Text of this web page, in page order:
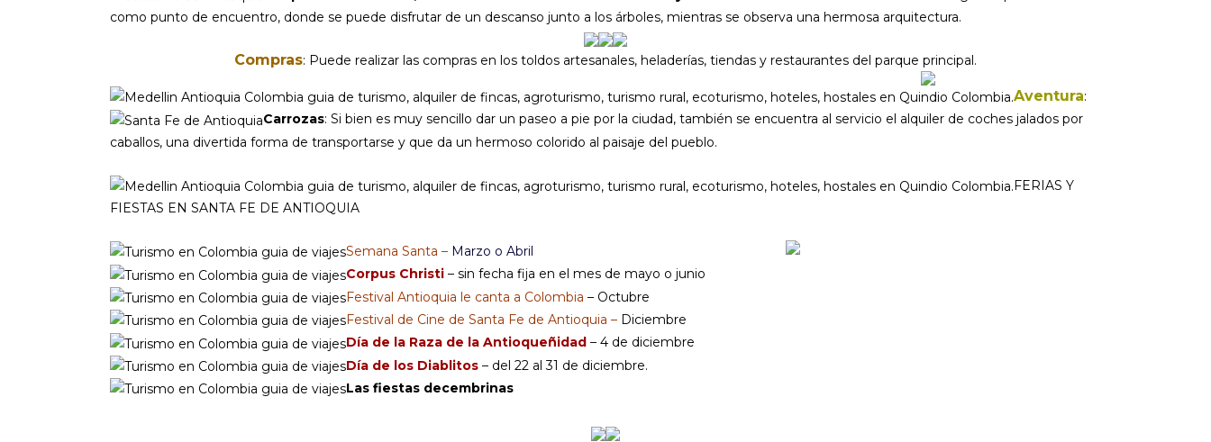
como punto de encuentro, donde se puede disfrutar de un descanso junto a los árboles, mientras se observa una hermosa arquitectura.
Compras: Puede realizar las compras en los toldos artesanales, heladerías, tiendas y restaurantes del parque principal.
Aventura:
Carrozas: Si bien es muy sencillo dar un paseo a pie por la ciudad, también se encuentra al servicio el alquiler de coches jalados por
caballos, una divertida forma de transportarse y que da un hermoso colorido al paisaje del pueblo.
FERIAS Y
FIESTAS EN SANTA FE DE ANTIOQUIA
Semana Santa – Marzo o Abril
Corpus Christi – sin fecha fija en el mes de mayo o junio
Festival Antioquia le canta a Colombia – Octubre
Festival de Cine de Santa Fe de Antioquia – Diciembre
Día de la Raza de la Antioqueñidad – 4 de diciembre
Día de los Diablitos – del 22 al 31 de diciembre.
Las fiestas decembrinas